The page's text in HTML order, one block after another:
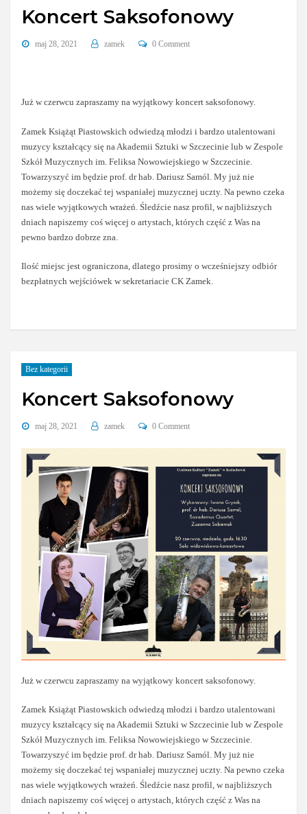
Koncert Saksofonowy
maj 28, 2021 zamek 0 Comment
Już w czerwcu zapraszamy na wyjątkowy koncert saksofonowy.
Zamek Książąt Piastowskich odwiedzą młodzi i bardzo utalentowani
muzycy kształcący się na Akademii Sztuki w Szczecinie lub w Zespole
Szkół Muzycznych im. Feliksa Nowowiejskiego w Szczecinie.
Towarzyszyć im będzie prof. dr hab. Dariusz Samól. My już nie
możemy się doczekać tej wspaniałej muzycznej uczty. Na pewno czeka
nas wiele wyjątkowych wrażeń. Śledźcie nasz profil, w najbliższych
dniach napiszemy coś więcej o artystach, których część z Was na
pewno bardzo dobrze zna.
Ilość miejsc jest ograniczona, dlatego prosimy o wcześniejszy odbiór
bezpłatnych wejściówek w sekretariacie CK Zamek.
Bez kategorii
Koncert Saksofonowy
maj 28, 2021 zamek 0 Comment
Już w czerwcu zapraszamy na wyjątkowy koncert saksofonowy.
Zamek Książąt Piastowskich odwiedzą młodzi i bardzo utalentowani
muzycy kształcący się na Akademii Sztuki w Szczecinie lub w Zespole
Szkół Muzycznych im. Feliksa Nowowiejskiego w Szczecinie.
Towarzyszyć im będzie prof. dr hab. Dariusz Samól. My już nie
możemy się doczekać tej wspaniałej muzycznej uczty. Na pewno czeka
nas wiele wyjątkowych wrażeń. Śledźcie nasz profil, w najbliższych
dniach napiszemy coś więcej o artystach, których część z Was na